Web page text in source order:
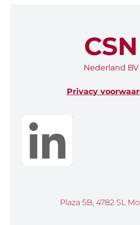
CSN
Nederland BV
Privacy
Plaza 5B, 4782 SL